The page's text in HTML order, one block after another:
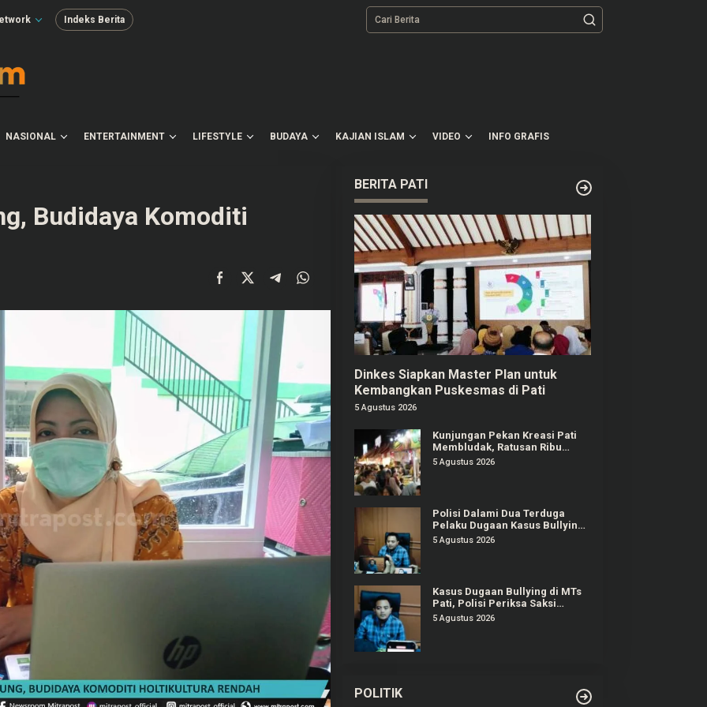
Indeks Berita
NASIONAL ENTERTAINMENT LIFESTYLE BUDAYA KAJIAN ISLAM VIDEO INFO GRAFIS
Budidaya Komoditi
BERITA PATI
Dinkes Siapkan Master Plan untuk
Kembangkan Puskesmas di Pati
5 Agustus 2026
Kunjungan Pekan Kreasi Pati
Membludak, Ratusan Ribu
Orang Padati Kawasan Alun-
5 Agustus 2026
Polisi Dalami Dua Terduga
Pelaku Dugaan Kasus Bullying
Siswa MTs di Pati
5 Agustus 2026
Kasus Dugaan Bullying di MTs
Pati, Polisi Periksa Saksi
Korban dan Pihak Sekolah
5 Agustus 2026
POLITIK